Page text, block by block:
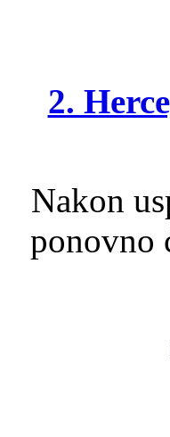
2.
Nakon
ponovno